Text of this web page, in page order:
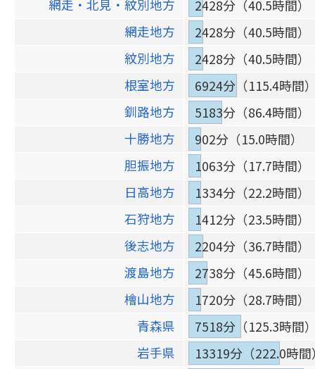
網走・北見・紋別地方
2428分（40.5時間）
網走地方
2428分（40.5時間）
紋別地方
2428分（40.5時間）
根室地方
6924分（115.4時間
釧路地方
5183分（86.4時間）
十勝地方
902分（15.0時間）
胆振地方
1063分（17.7時間）
日高地方
1334分（22.2時間）
石狩地方
1412分（23.5時間）
後志地方
2204分（36.7時間）
渡島地方
2738分（45.6時間）
檜山地方
1720分（28.7時間）
青森県
7518分（125.3時間
岩手県
13319分（222.0時間